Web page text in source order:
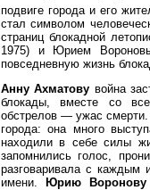
подвиге города и его
стал символом
страниц блокадной
1975) и Юрием
повседневную жизнь
Анну Ахматову война
блокады, вместе со
обстрелов — ужас смерти.
города: она много
находили в себе силы
запомнились голос,
разговаривала с каждым
имени.
Юрию Воронову